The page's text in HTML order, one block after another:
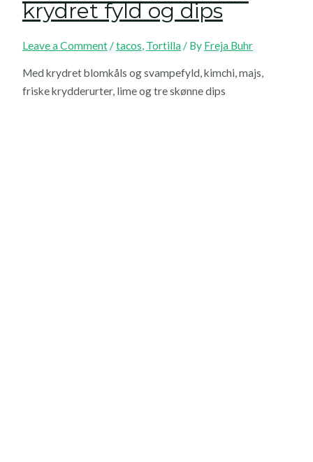
krydret fyld og dips
Leave a Comment /tacos, Tortilla/ By Freja Buhr
Med krydret blomkåls og svampefyld, kimchi, majs,
friske krydderurter, lime og tre skønne dips